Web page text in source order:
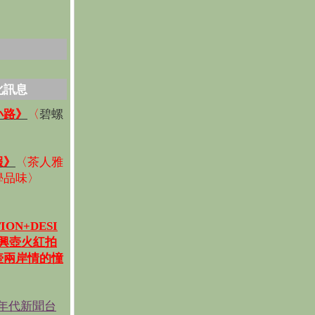
訊息
》 〈碧螺
〈茶人雅
味〉
壺火紅拍
岸情的憧
代新聞台